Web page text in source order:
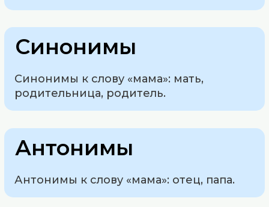
Синонимы
Синонимы к слову «мама»: мать,
родительница, родитель.
Антонимы
Антонимы к слову «мама»: отец, папа.